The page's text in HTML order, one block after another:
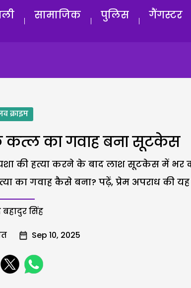
सामाजिक पुलिस गैंगस्टर
क्राइम
कत्ल का गवाह बना सूटकेस
की हत्या करने के बाद लाश सूटकेस में भर
का गवाह कैसे बना? पढ़ें, प्रेम अपराध की यह
बहादुर सिंह
Sep 10, 2025